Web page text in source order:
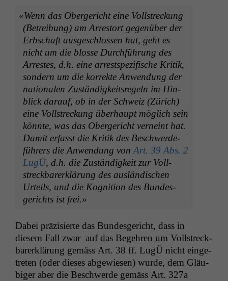
«Wenn das Oberg­ericht eine Voll­streck­ung
(Betrei­bung) am Arrestort gegenüber der
Erb­schaft aus­geschlossen hat, geht es
nicht um die blosse Durch­führung des
Arrestes, d.h. eine arrest­spez­i­fis­che Kri­tik,
son­dern um die kor­rek­te Anwen­dung der
nationalen Zuständigkeit­sregeln im Hin­
blick darauf, ob in der Schweiz (Zürich)
eine Voll­streck­ung über­haupt möglich sein
kön­nte, was das Oberg­ericht verneint hat.
Damit erfasst die Kri­tik des Beschw­erde­
führers die Anwen­dung von Art. 39 Abs. 2
LugÜ, d.h. die Zuständigkeit zur Voll­
streck­bar­erk­lärung des aus­ländis­chen
Urteils, und die Kog­ni­tion des Bun­des­
gerichts ist frei.»
Dabei präzisierte das Bun­des­gericht, dass in
diesem Fall zwar auf das Begehren um Voll­streck­
bar­erk­lärung gemäss Art. 38 ff. LugÜ nicht einge­
treten (oder dieses abgewiesen) wurde, dem Gläu­
biger aber die Beschw­erde gemäss Art. 327a